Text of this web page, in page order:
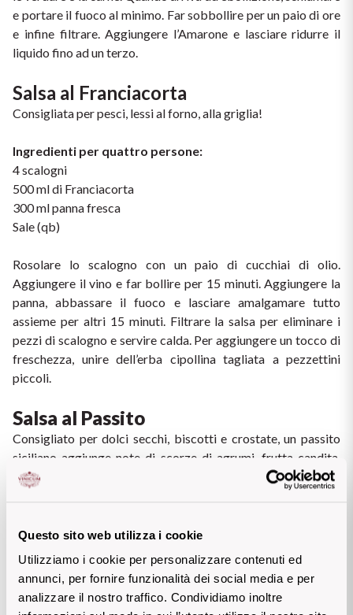
Questo sito web utilizza i cookie
Utilizziamo i cookie per personalizzare contenuti ed
annunci, per fornire funzionalità dei social media e per
analizzare il nostro traffico. Condividiamo inoltre
Toscana
Trentino
Umbria
La Champagne
Casali 1900
Scopri di più
Vini Emiliani
Vini Laziali
Vini Lombardi
Vini Piemontesi
Vini Pugliesi
Vini Siciliani
Vini Toscani
Vini Trentini
Vini Veneti
Vini della Champagne
Vini Bordeaux
Vedi tutti
e portare il fuoco al minimo. Far sobbollire per un paio di ore
e infine filtrare. Aggiungere l’Amarone e lasciare ridurre il
liquido fino ad un terzo.
Salsa al Franciacorta
Consigliata per pesci, lessi al forno, alla griglia!
Ingredienti per quattro persone:
4 scalogni
500 ml di Franciacorta
300 ml panna fresca
Sale (qb)
Rosolare lo scalogno con un paio di cucchiai di olio.
Aggiungere il vino e far bollire per 15 minuti. Aggiungere la
panna, abbassare il fuoco e lasciare amalgamare tutto
assieme per altri 15 minuti. Filtrare la salsa per eliminare i
pezzi di scalogno e servire calda. Per aggiungere un tocco di
freschezza, unire dell’erba cipollina tagliata a pezzettini
piccoli.
Salsa al Passito
Consigliato per dolci secchi, biscotti e crostate, un passito
siciliano aggiunge note di scorze di agrumi, frutta candita,
spezie dolci e miele e frutta tropicale!
200 ml di Passito
100 ml di tuorlo
100 gr di zucchero
5 gr di fecola